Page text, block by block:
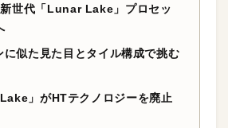
世代「Lunar Lake」プロセッ
似た見た目とタイル構成で挑む
」がHTテクノロジーを廃止